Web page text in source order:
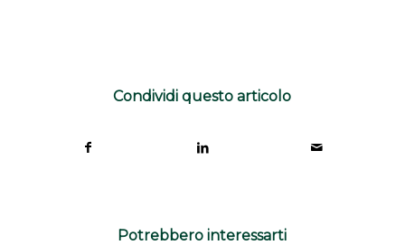
Condividi questo articolo
Potrebbero interessarti